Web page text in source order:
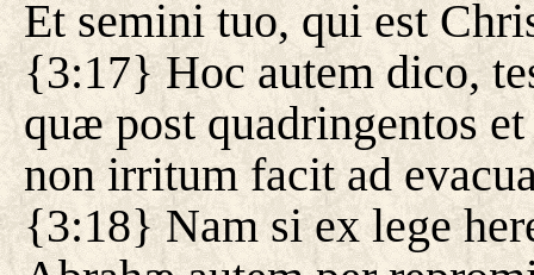
Et semini tuo, qui est
{3:17} Hoc autem dico,
quæ post quadringentos
non irritum facit ad
{3:18} Nam si ex lege